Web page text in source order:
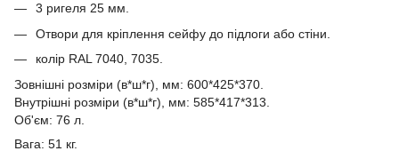
3 ригеля 25 мм.
Отвори для кріплення сейфу до підлоги або стіни.
колір RAL 7040, 7035.
Зовнішні розміри (в*ш*г), мм: 600*425*370.
Внутрішні розміри (в*ш*г), мм: 585*417*313.
Об'єм: 76 л.
Вага: 51 кг.